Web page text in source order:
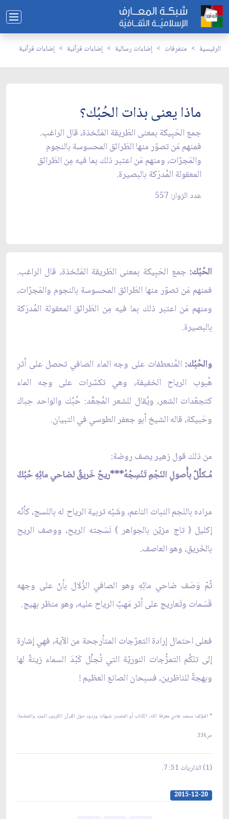
الرئيسية متفرقات إضاءات رسالية إضاءات قرآنية إضاءات قرآنية
ماذا يعنى بذات الحُبُك؟
جمع الحَبِيكة بمعنى الطَريقة المَتّخذة، قال الراغب.
فمنهم مَن تصوّر منها الطَرائق المحسوسة بالنجوم
والمَجرّات، ومنهم مَن اعتبر ذلك بما فيه مِن الطَرائق
المعقولة المُدرَكة بالبصيرة.
عدد الزوار: 557
الحُبُك: جمع الحَبِيكة بمعنى الطَريقة المَتّخذة، قال الراغب.
فمنهم مَن تصوّر منها الطَرائق المحسوسة بالنجوم والمَجرّات،
ومنهم مَن اعتبر ذلك بما فيه مِن الطَرائق المعقولة المُدرَكة
بالبصيرة.
والحُبُك:المُنعطفات على وجه الماء الصافي تحصل على أثرِ
هُبوب الرياح الخفيفة، وهي تكسّرات على وجه الماء
كتجعّدات الشعر، ويُقال للشعر المُجعَّد: حُبُك والواحد حِباك
وحَبيكة، قاله الشيخ أبو جعفر الطوسي في التبيان.
من ذلك قول زهير يصف روضة:
مُـكلَّلٌ بأُصولِ النَجْمِ تَنْسِجُهُ***ريحٌ خَريقٌ لضاحي مائِهِ حُبُكُ
مراده بالنَجم النبات الناعم، وشَبّه تربية الرياح له بالنَسج، كأنّه
إكليل ( تاج مزيّن بالجواهر ) نَسَجته الريح، ووصف الريح
بالخَريق، وهو العاصف.
ثُمّ وَصَف ضاحي مائِهِ وهو الصافي الزُلال بأنّ على وجهه
قَسَمات وتَعاريج على أثر مَهبّ الرياح عليه، وهو منظر بهيج.
فعلى احتمال إرادة التعرّجات المتأرجحة من الآية، فهي إشارة
إلى تلكُم التمرُّجات النوريّة التي تُجلِّل كَبْدَ السماء زينةً لها
وبهجةً للناظرين، فسبحان الصانع العظيم !
* المؤلف: محمد هادي معرفة الله، الكتاب أو المصدر: شبهات وردود حول القرآن الكريم،ـ الجزء والصفحة:
ص336.
(1) الذاريات 51: 7.
2015-12-20